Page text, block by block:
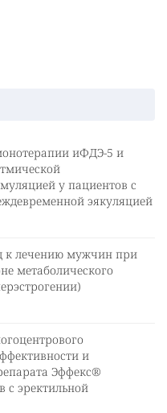
иФДЭ-5 и
у пациентов с
эякуляцией
к лечению мужчин при
метаболического
и
Эффекс®
с эректильной